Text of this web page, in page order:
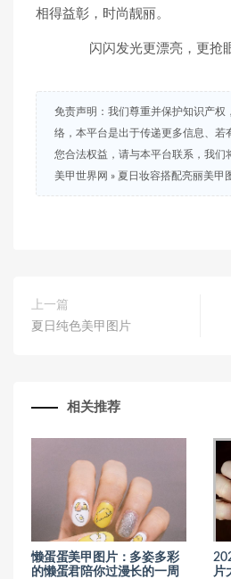
相得益彰，时尚靓丽。
闪闪发光更漂亮，更抢
免责声明：我们尊重并保护知识产权
络，本平台是出于传递更多信息、若
您合法权益，请与本平台联系，我们
美甲世界网 » 夏日妆容搭配亮丽美甲
上一篇
夏日纯色美甲图片
相关推荐
懒蛋蛋美甲图片：多姿多彩
的懒蛋君陪你过漫长的一周
片